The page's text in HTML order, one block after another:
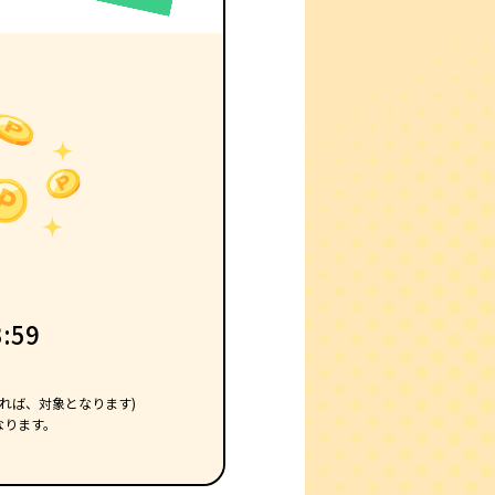
ば、対象となります)
ます。